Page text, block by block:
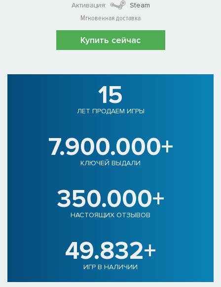
Активация:
Steam
Мгновенная доставка
Купить сейчас
15
ЛЕТ ПРОДАЕМ ИГРЫ
7.900.000+
КЛЮЧЕЙ ВЫДАЛИ
350.000+
НАСТОЯЩИХ ОТЗЫВОВ
49.832+
ИГР В НАЛИЧИИ